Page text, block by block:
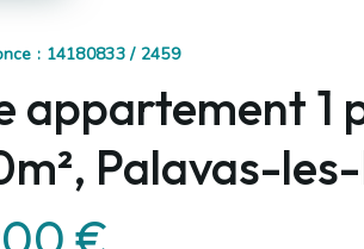
: 14180833 / 2459
appartement 1
Palavas-